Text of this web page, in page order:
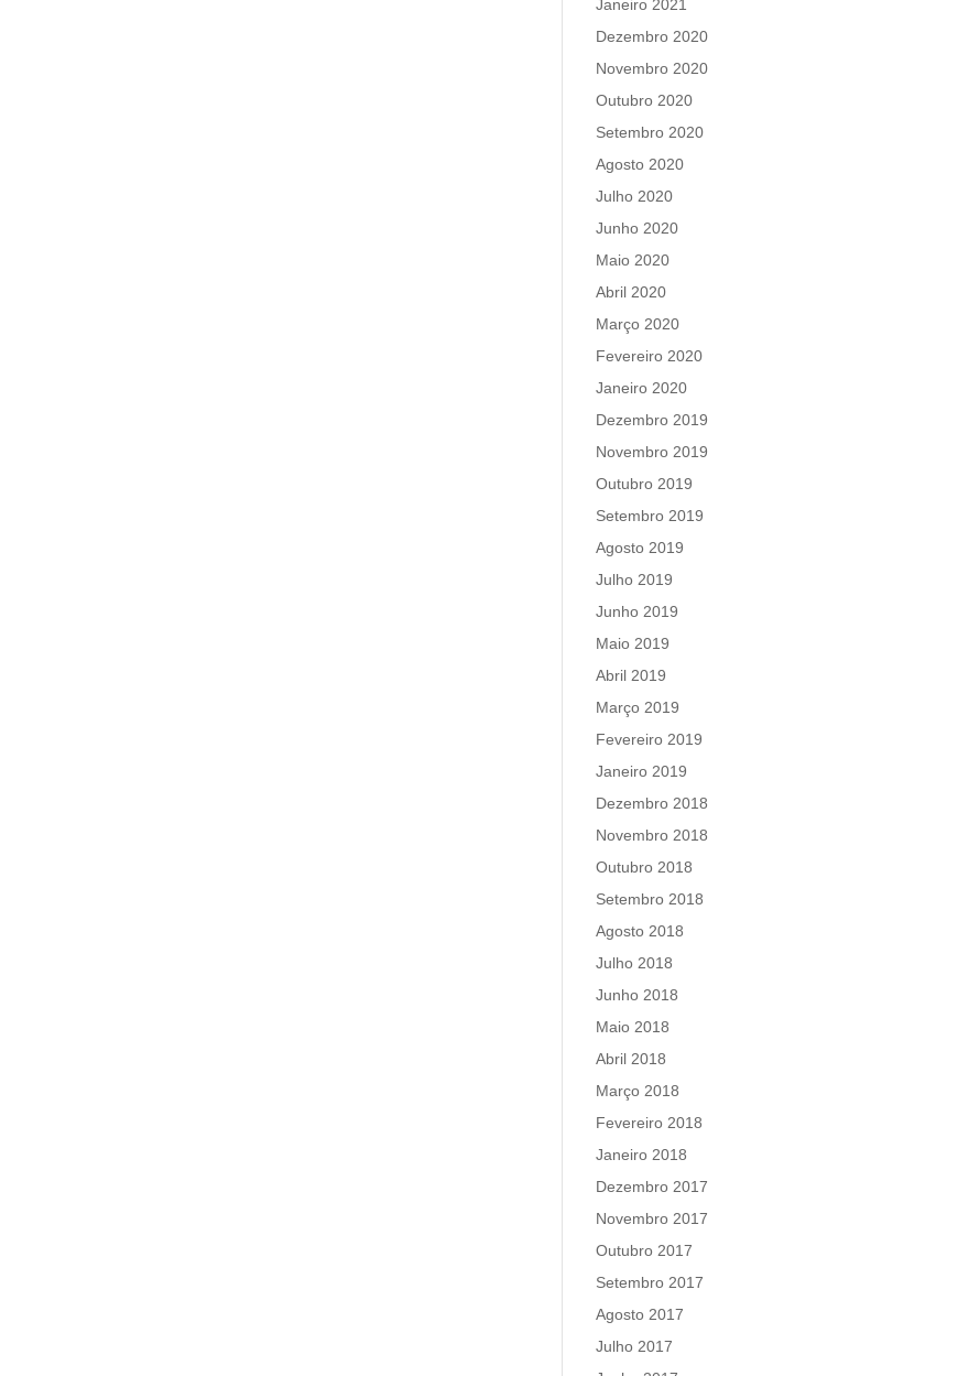
Janeiro 2021
Dezembro 2020
Novembro 2020
Outubro 2020
Setembro 2020
Agosto 2020
Julho 2020
Junho 2020
Maio 2020
Abril 2020
Março 2020
Fevereiro 2020
Janeiro 2020
Dezembro 2019
Novembro 2019
Outubro 2019
Setembro 2019
Agosto 2019
Julho 2019
Junho 2019
Maio 2019
Abril 2019
Março 2019
Fevereiro 2019
Janeiro 2019
Dezembro 2018
Novembro 2018
Outubro 2018
Setembro 2018
Agosto 2018
Julho 2018
Junho 2018
Maio 2018
Abril 2018
Março 2018
Fevereiro 2018
Janeiro 2018
Dezembro 2017
Novembro 2017
Outubro 2017
Setembro 2017
Agosto 2017
Julho 2017